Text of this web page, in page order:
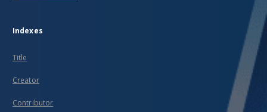
Indexes
Title
Creator
Contributor